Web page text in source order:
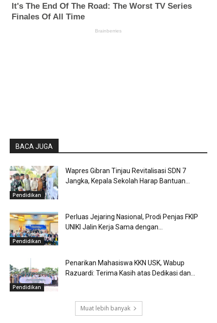
BACA JUGA
Pendidikan
Wapres Gibran Tinjau Revitalisasi SDN 7
Jangka, Kepala Sekolah Harap Bantuan...
Pendidikan
Perluas Jejaring Nasional, Prodi Penjas FKIP
UNIKI Jalin Kerja Sama dengan...
Pendidikan
Penarikan Mahasiswa KKN USK, Wabup
Razuardi: Terima Kasih atas Dedikasi dan...
Muat lebih banyak